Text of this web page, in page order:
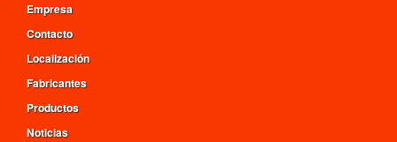
Empresa
Contacto
Localización
Fabricantes
Productos
Noticias